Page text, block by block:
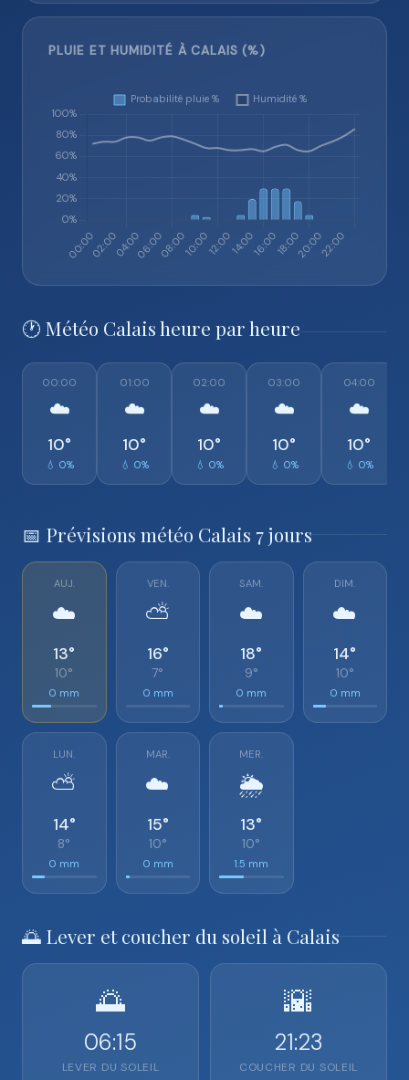
PLUIE ET HUMIDITÉ À CALAIS (%)
🕐 Météo Calais heure par heure
00:00
☁️
10°
💧 0%
01:00
☁️
10°
💧 0%
02:00
☁️
10°
💧 0%
03:00
☁️
10°
💧 0%
04:00
☁️
10°
💧 0%
📅 Prévisions météo Calais 7 jours
AUJ.
☁️
13°
10°
0 mm
VEN.
⛅
16°
7°
0 mm
SAM.
☁️
18°
9°
0 mm
DIM.
☁️
14°
10°
0 mm
LUN.
⛅
14°
8°
0 mm
MAR.
☁️
15°
10°
0 mm
MER.
🌦️
13°
10°
1.5 mm
🌅 Lever et coucher du soleil à Calais
🌅
06:15
LEVER DU SOLEIL
🌇
21:23
COUCHER DU SOLEIL